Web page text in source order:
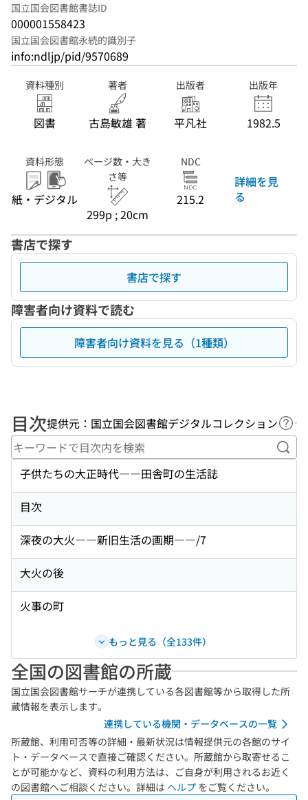
国立国会図書館書誌ID
000001558423
国立国会図書館永続的識別子
info:ndljp/pid/9570689
資料種別
図書
著者
古島敏雄 著
出版者
平凡社
出版年
1982.5
資料形態
紙・デジタル
ページ数・大き
さ等
299p ; 20cm
NDC
215.2
詳細を見
る
書店で探す
書店で探す
障害者向け資料で読む
障害者向け資料を見る（1種類）
目次提供元：国立国会図書館デジタルコレクション ヘ
キ
子供たちの大正時代――田舎町の生活誌
目次
深夜の大火――新旧生活の画期――/7
大火の後
火事の町
もっと見る（全133件）
全国の図書館の所蔵
国立国会図書館サーチが連携している各図書館等から取得した所
蔵情報を表示します。
連携している機関・データベースの一覧
所蔵館、利用可否等の詳細・最新状況は情報提供元の各館のサイ
ト・データベースで直接ご確認ください。所蔵館から取寄せるこ
とが可能かなど、資料の利用方法は、ご自身が利用されるお近く
の図書館へご相談ください。詳細は ヘルプ をご覧ください。